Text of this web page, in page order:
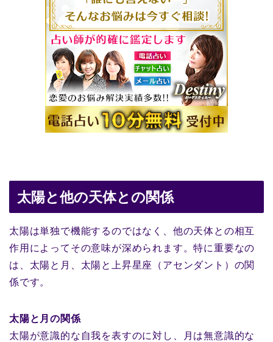
太陽と他の天体との関係
太陽は単独で機能するのではなく、他の天体との相互
作用によってその意味が深められます。特に重要なの
は、太陽と月、太陽と上昇星座（アセンダント）の関
係です。
太陽と月の関係
太陽が意識的な自我を表すのに対し、月は無意識的な